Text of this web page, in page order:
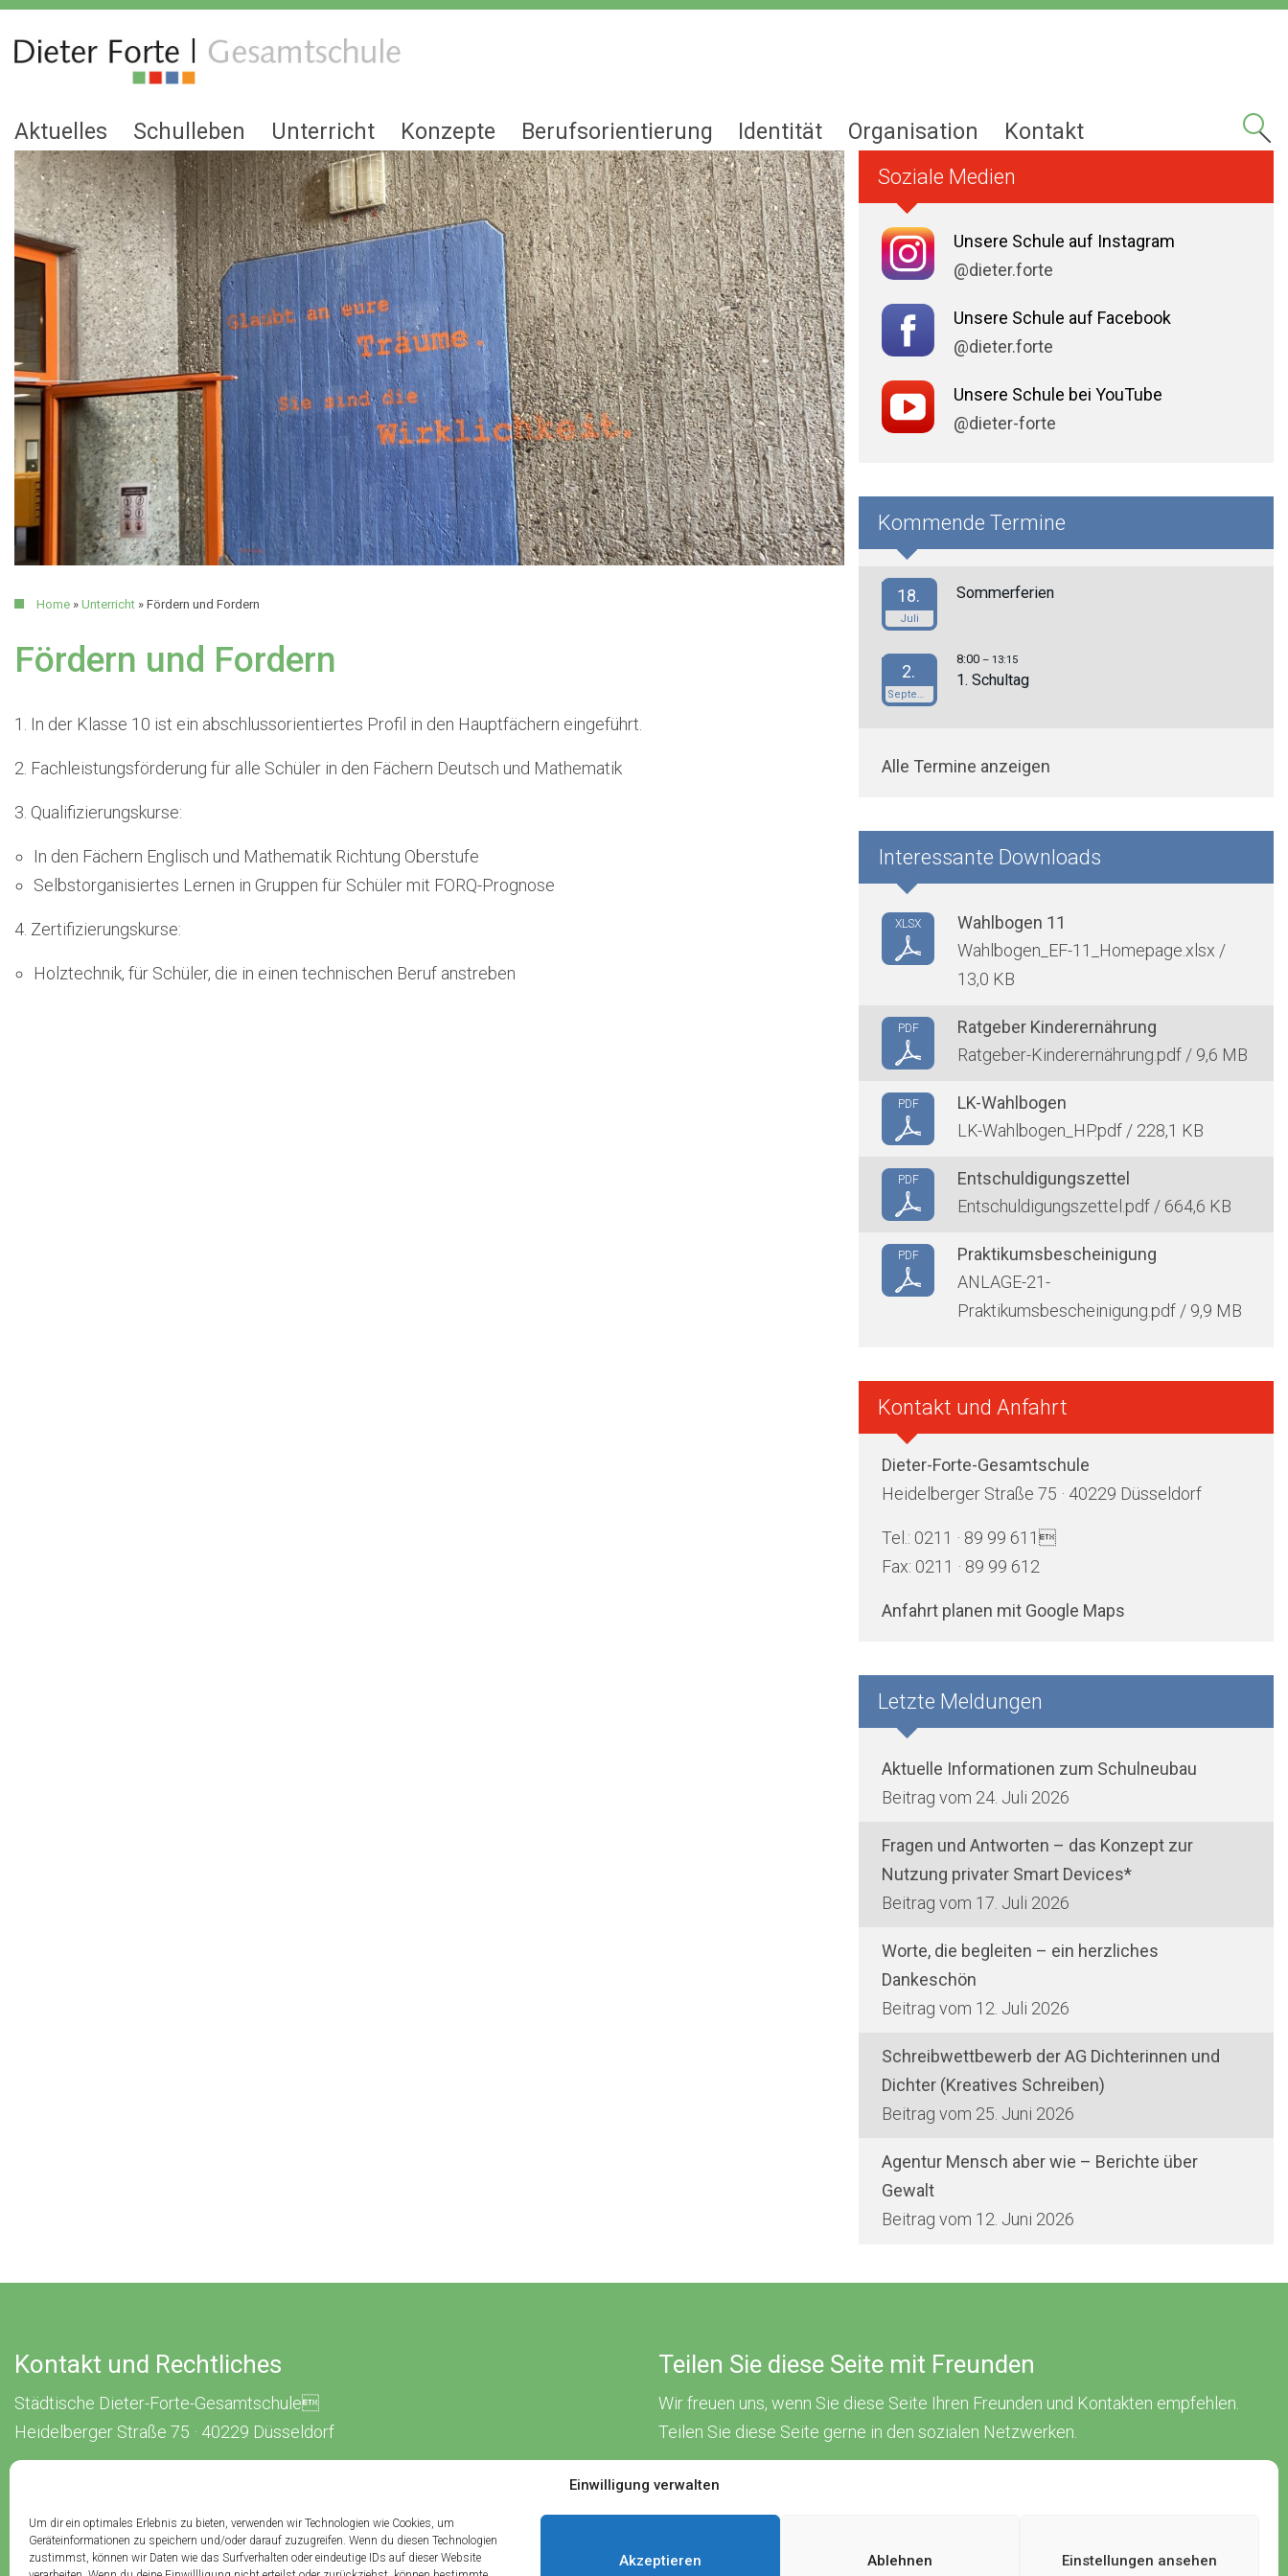
Einwilligung verwalten
Um dir ein optimales Erlebnis zu bieten, verwenden wir Technologien wie Cookies, um
Geräteinformationen zu speichern und/oder darauf zuzugreifen. Wenn du diesen Technologien
zustimmst, können wir Daten wie das Surfverhalten oder eindeutige IDs auf dieser Website
Akzeptieren Ablehnen Einstellungen ansehen
Aktuelles Schulleben Unterricht Konzepte Berufsorientierung Identität Organisation Kontakt
Home » Unterricht » Fördern und Fordern
Fördern und Fordern
1. In der Klasse 10 ist ein abschlussorientiertes Profil in den Hauptfächern eingeführt.
2. Fachleistungsförderung für alle Schüler in den Fächern Deutsch und Mathematik
3. Qualifizierungskurse:
In den Fächern Englisch und Mathematik Richtung Oberstufe
Selbstorganisiertes Lernen in Gruppen für Schüler mit FORQ-Prognose
4. Zertifizierungskurse:
Holztechnik, für Schüler, die in einen technischen Beruf anstreben
Soziale Medien
Unsere Schule auf Instagram
@dieter.forte
Unsere Schule auf Facebook
@dieter.forte
Unsere Schule bei YouTube
@dieter-forte
Kommende Termine
18.
Juli
Sommerferien
2.
September
8:00 – 13:15
1. Schultag
Alle Termine anzeigen
Interessante Downloads
XLSX
Wahlbogen 11
Wahlbogen_EF-11_Homepage.xlsx /
13,0 KB
PDF
Ratgeber Kinderernährung
Ratgeber-Kinderernährung.pdf / 9,6 MB
PDF
LK-Wahlbogen
LK-Wahlbogen_HP.pdf / 228,1 KB
PDF
Entschuldigungszettel
Entschuldigungszettel.pdf / 664,6 KB
PDF
Praktikumsbescheinigung
ANLAGE-21-
Praktikumsbescheinigung.pdf / 9,9 MB
Kontakt und Anfahrt
Dieter-Forte-Gesamtschule
Heidelberger Straße 75 · 40229 Düsseldorf
Tel.: 0211 · 89 99 611
Fax: 0211 · 89 99 612
Anfahrt planen mit Google Maps
Letzte Meldungen
Aktuelle Informationen zum Schulneubau
24. Juli 2026
Fragen und Antworten – das Konzept zur
Nutzung privater Smart Devices*
17. Juli 2026
Worte, die begleiten – ein herzliches
Dankeschön
12. Juli 2026
Schreibwettbewerb der AG Dichterinnen und
Dichter (Kreatives Schreiben)
25. Juni 2026
Agentur Mensch aber wie – Berichte über
Gewalt
12. Juni 2026
Kontakt und Rechtliches
Städtische Dieter-Forte-Gesamtschule
Heidelberger Straße 75 · 40229 Düsseldorf
Kontakt Impressum Datenschutz Cookies
Teilen Sie diese Seite mit Freunden
Wir freuen uns, wenn Sie diese Seite Ihren Freunden und Kontakten empfehlen.
Teilen Sie diese Seite gerne in den sozialen Netzwerken.